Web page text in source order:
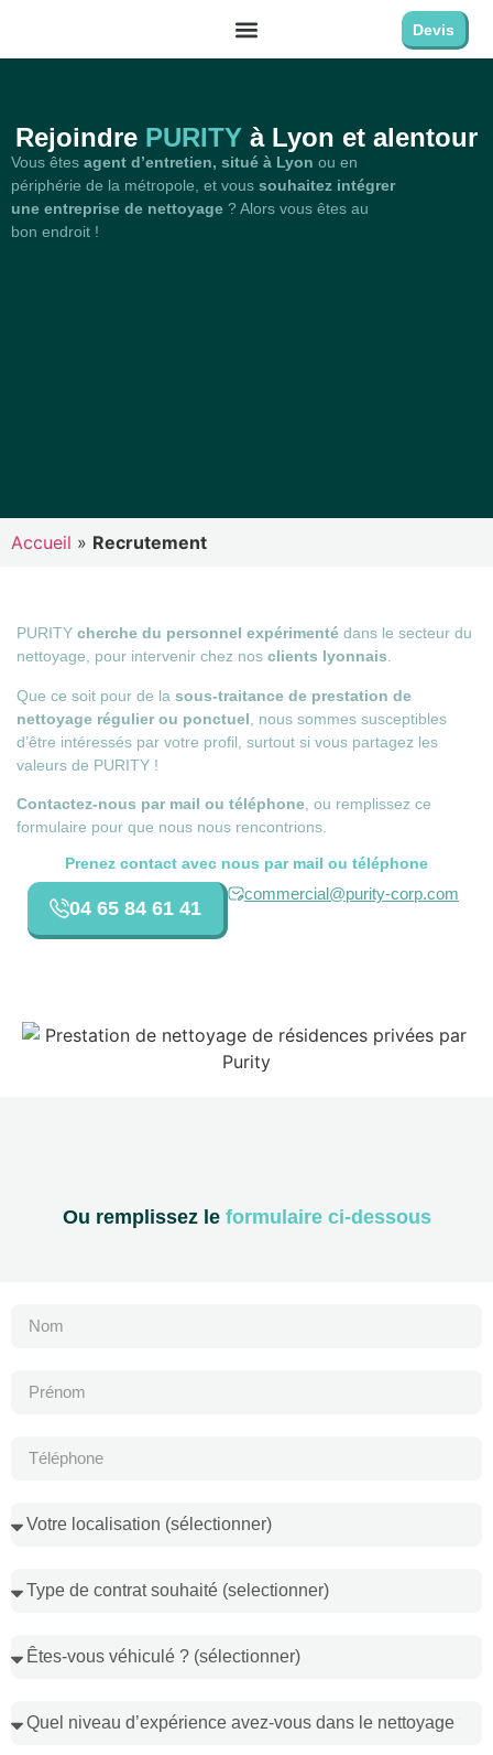
Devis
Rejoindre PURITY à Lyon et alentour
Vous êtes agent d’entretien, situé à Lyon ou en
périphérie de la métropole, et vous souhaitez intégrer
une entreprise de nettoyage ? Alors vous êtes au
bon endroit !
Accueil » Recrutement
PURITY cherche du personnel expérimenté dans le secteur du
nettoyage, pour intervenir chez nos clients lyonnais.
Que ce soit pour de la sous-traitance de prestation de
nettoyage régulier ou ponctuel , nous sommes susceptibles
d’être intéressés par votre profil, surtout si vous partagez les
valeurs de PURITY !
Contactez-nous par mail ou téléphone , ou remplissez ce
formulaire pour que nous nous rencontrions.
Prenez contact avec nous par mail ou téléphone
04 65 84 61 41
commercial@purity-corp.com
Ou remplissez le formulaire ci-dessous